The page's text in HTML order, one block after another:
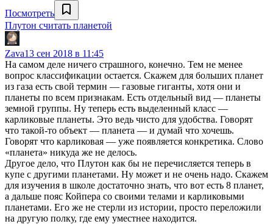
Посмотреть
Плутон считать планетой
Zava13 сен 2018 в 11:45
На самом деле ничего страшного, конечно. Тем не менее
вопрос классификации остается. Скажем для больших планет
из газа есть свой термин — газовые гиганты, хотя они и
планеты по всем признакам. Есть отдельный вид — планеты
земной группы. Ну теперь есть выделенный класс —
карликовые планеты. Это ведь чисто для удобства. Говорят
что такой-то объект — планета — и думай что хочешь.
Говорят что карликовая — уже появляется конкретика. Слово
«планета» никуда же не делось.
Другое дело, что Плутон как бы не перечисляется теперь в
купе с другими планетами. Ну может и не очень надо. Скажем
для изучения в школе достаточно знать, что вот есть 8 планет,
а дальше пояс Койпера со своими телами и карликовыми
планетами. Его же не стерли из истории, просто переложили
на другую полку, где ему уместнее находится.